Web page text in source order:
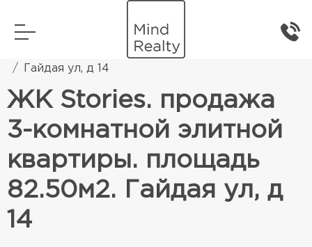
Элитная жилая недвижимость
Гайдая ул, д 14
ЖК Stories. продажа
3-комнатной элитной
квартиры. площадь
82.50м2. Гайдая ул, д
14